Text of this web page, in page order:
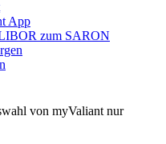
App
zum SARON
von myValiant nur